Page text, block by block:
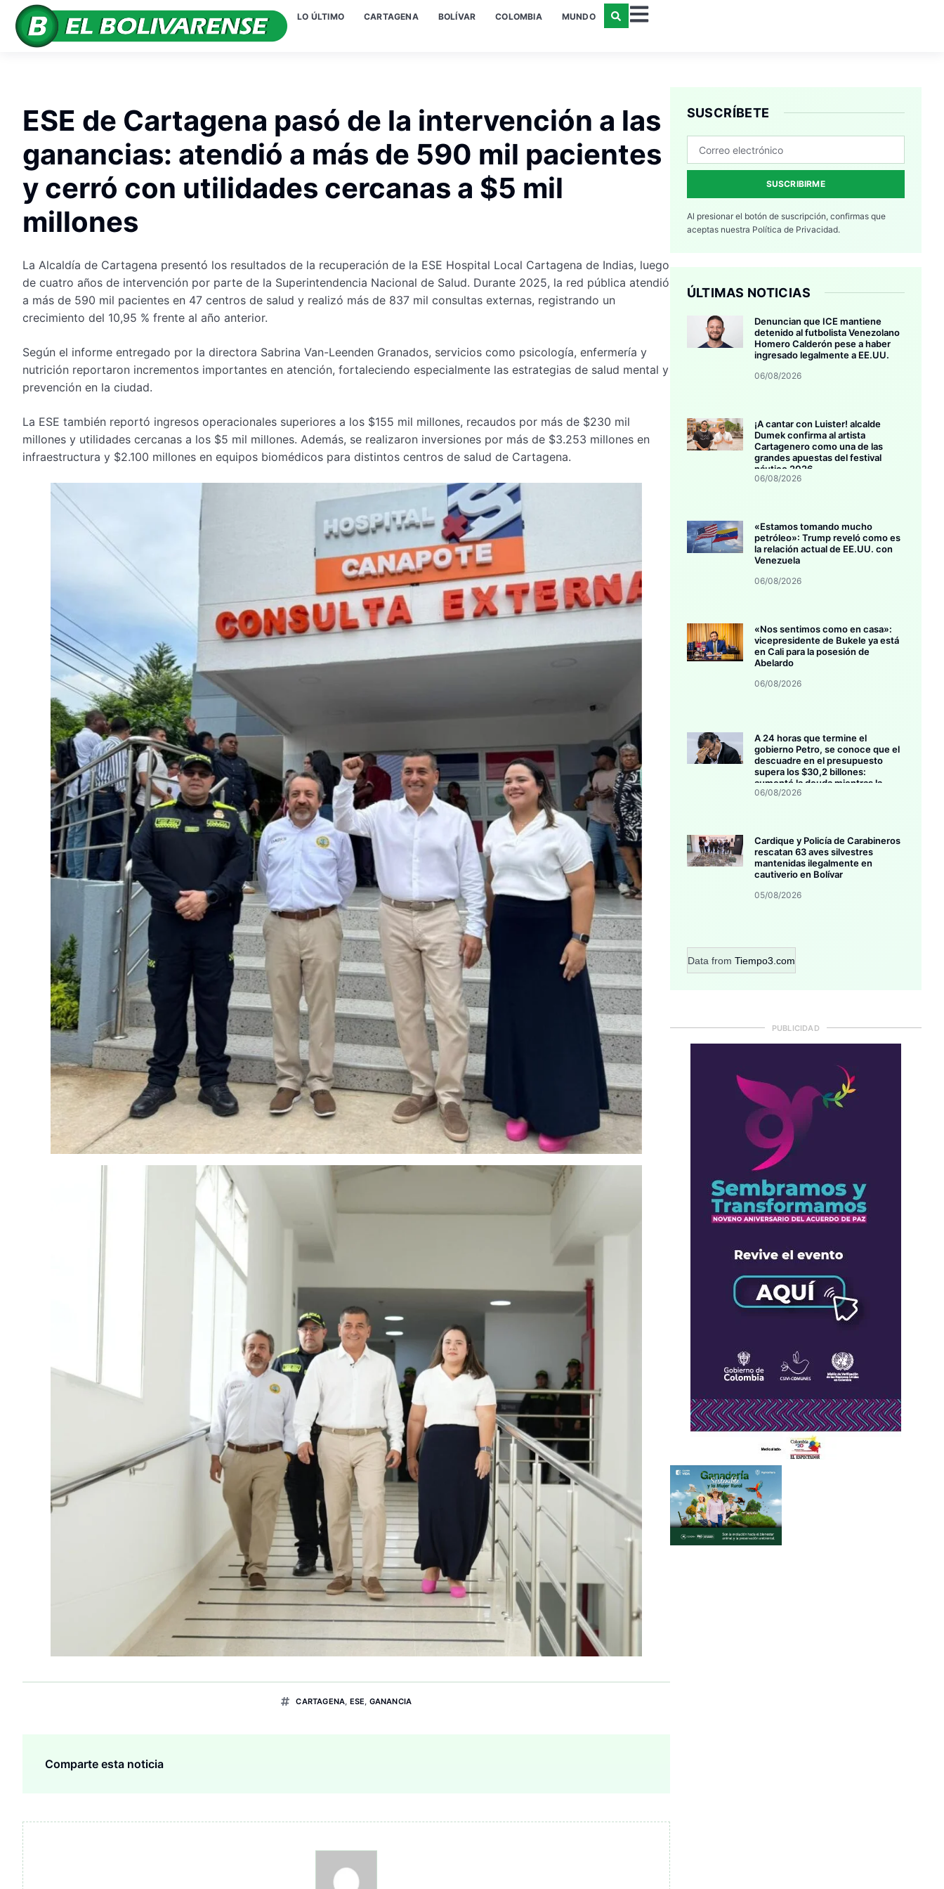
LO ÚLTIMO CARTAGENA BOLÍVAR COLOMBIA MUNDO
ESE de Cartagena pasó de la intervención a las
ganancias: atendió a más de 590 mil pacientes
y cerró con utilidades cercanas a $5 mil
millones
La Alcaldía de Cartagena presentó los resultados de la recuperación de la ESE Hospital Local Cartagena de Indias, luego
de cuatro años de intervención por parte de la Superintendencia Nacional de Salud. Durante 2025, la red pública atendió
a más de 590 mil pacientes en 47 centros de salud y realizó más de 837 mil consultas externas, registrando un
crecimiento del 10,95 % frente al año anterior.
Según el informe entregado por la directora Sabrina Van-Leenden Granados, servicios como psicología, enfermería y
nutrición reportaron incrementos importantes en atención, fortaleciendo especialmente las estrategias de salud mental y
prevención en la ciudad.
La ESE también reportó ingresos operacionales superiores a los $155 mil millones, recaudos por más de $230 mil
millones y utilidades cercanas a los $5 mil millones. Además, se realizaron inversiones por más de $3.253 millones en
infraestructura y $2.100 millones en equipos biomédicos para distintos centros de salud de Cartagena.
CARTAGENA, ESE, GANANCIA
Comparte esta noticia
SUSCRÍBETE
SUSCRIBIRME
Al presionar el botón de suscripción, confirmas que
aceptas nuestra Política de Privacidad.
ÚLTIMAS NOTICIAS
Denuncian que ICE mantiene
detenido al futbolista Venezolano
Homero Calderón pese a haber
ingresado legalmente a EE.UU.
06/08/2026
¡A cantar con Luister! alcalde
Dumek confirma al artista
Cartagenero como una de las
grandes apuestas del festival
náutico 2026
06/08/2026
«Estamos tomando mucho
petróleo»: Trump reveló como es
la relación actual de EE.UU. con
Venezuela
06/08/2026
«Nos sentimos como en casa»:
vicepresidente de Bukele ya está
en Cali para la posesión de
Abelardo
06/08/2026
A 24 horas que termine el
gobierno Petro, se conoce que el
descuadre en el presupuesto
supera los $30,2 billones:
aumentó la deuda mientras la
inversión se estanca
06/08/2026
Cardique y Policía de Carabineros
rescatan 63 aves silvestres
mantenidas ilegalmente en
cautiverio en Bolívar
05/08/2026
Data from Tiempo3.com
PUBLICIDAD